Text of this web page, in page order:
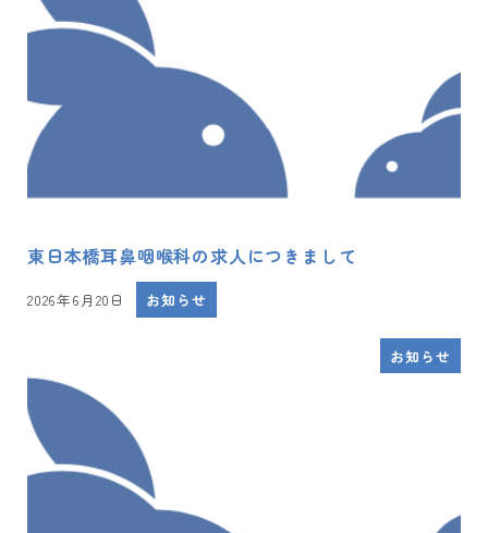
東日本橋耳鼻咽喉科の求人につきまして
投稿日
2026年6月20日 お知らせ
お知らせ